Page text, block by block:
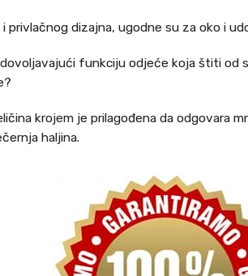
privlačnog dizajna, ugodne su za oko i
funkciju odjeće koja štiti od
krojem je prilagođena da odgovara
haljina.